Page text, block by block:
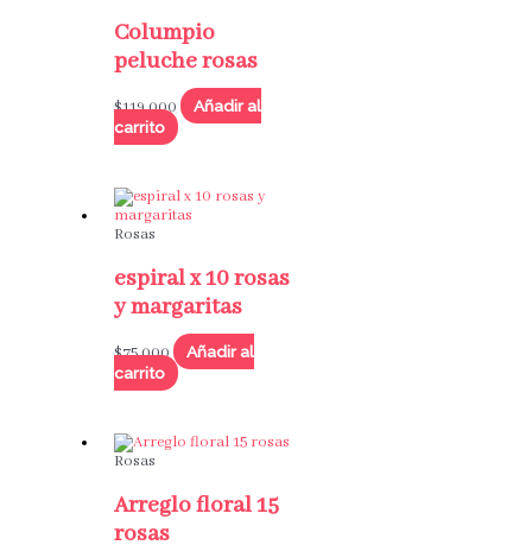
Columpio
peluche rosas
$119,000
Añadir al
carrito
Rosas
espiral x 10 rosas
y margaritas
$75,000
Añadir al
carrito
Rosas
Arreglo floral 15
rosas